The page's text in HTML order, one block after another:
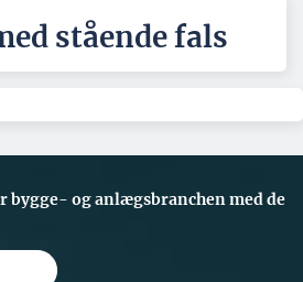
stående fals
bygge- og anlægsbranchen med de